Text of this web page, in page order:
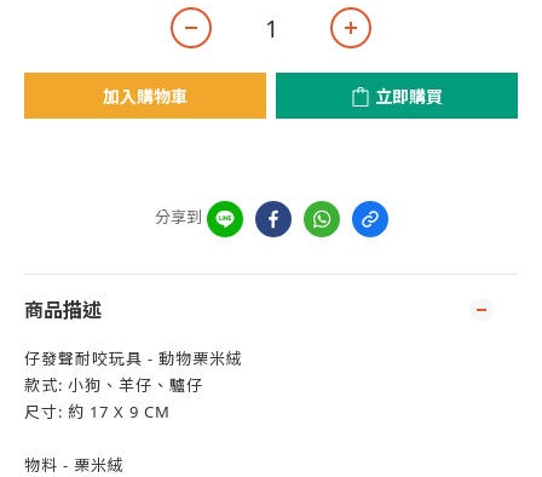
加入購物車 立即購買
分享到
商品描述
仔發聲耐咬玩具 - 動物栗米絨
款式: 小狗、羊仔、驢仔
尺寸: 約 17 X 9 CM
物料 - 栗米絨